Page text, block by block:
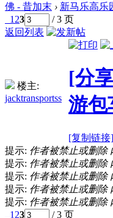
佛 - 昔加末 › 新马乐高乐
1 23
/ 3 页
返回列表
楼主:
jacktransportss
[分
游包
[复制链接]
提示: 作者被禁止或删除
提示: 作者被禁止或删除
提示: 作者被禁止或删除
提示: 作者被禁止或删除
提示: 作者被禁止或删除
1 23
/ 3 页